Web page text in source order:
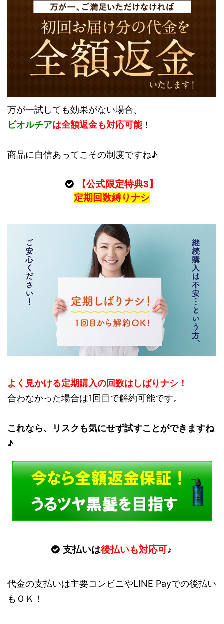
万が一試しても効果がない場合、
ビオルチアは全額返金も対応可能！
商品に自信あってこその制度ですね♪
【公式限定特典3】
定期回数縛りナシ
よく見かける定期購入の回数はしばりナシ！
合わなかった場合は1回目で解約可能です。
これなら、リスクも気にせず試すことができますね
♪
支払いは後払いも対応可♪
代金の支払いは主要コンビニやLINE Payでの後払い
もＯＫ！